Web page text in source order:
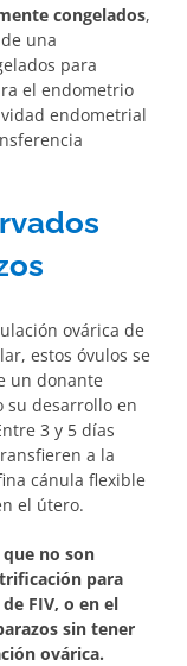
congelados,
una
para
el endometrio
endometrial
ovárica de
estos óvulos se
un donante
su desarrollo en
3 y 5 días
a la
cánula flexible
el útero.
no son
para
FIV, o en el
sin tener
ovárica.